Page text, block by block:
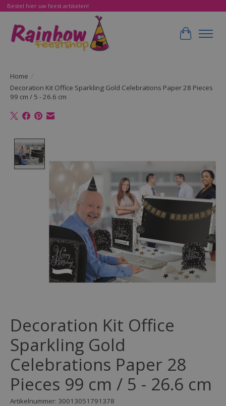
Bestel hier uw feest artikelen!
Home /
Decoration Kit Office Sparkling Gold Celebrations Paper 28 Pieces
99 cm / 5 - 26.6 cm
Decoration Kit Office
Sparkling Gold
Celebrations Paper 28
Pieces 99 cm / 5 - 26.6 cm
Artikelnummer: 30013051791378